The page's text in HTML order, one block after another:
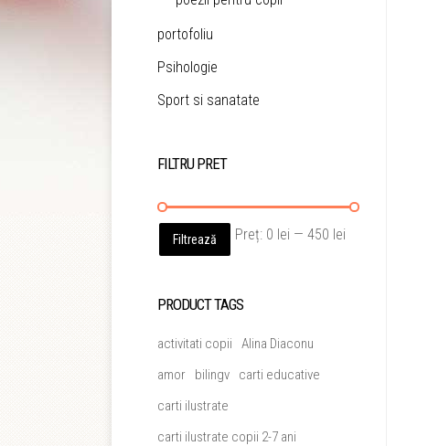
portofoliu
Psihologie
Sport si sanatate
FILTRU PRET
minim
maxim
Filtrează Preț: 0 lei — 450 lei
PRODUCT TAGS
activitati copii
Alina Diaconu
amor
bilingv
carti educative
carti ilustrate
carti ilustrate copii 2-7 ani